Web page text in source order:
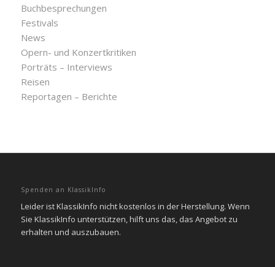
Buchbesprechungen
Festivals
News
Opern- und Konzertkritiken
Porträts – Interviews
Reisen
Reportagen – Berichte
Spenden an KlassikInfo
Leider ist KlassikInfo nicht kostenlos in der Herstellung. Wenn
Sie KlassikInfo unterstützen, hilft uns das, das Angebot zu
erhalten und auszubauen.